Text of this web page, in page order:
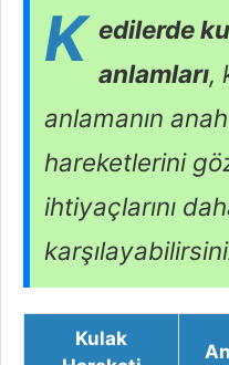
K edilerde
anlamları,
anlamanın
hareketlerini
ihtiyaçlarını
Kulak